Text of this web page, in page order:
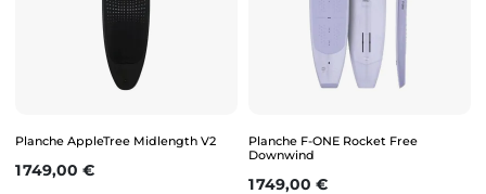
Planche AppleTree Midlength V2
Prix
1 749,00 €
Planche F-ONE Rocket Free
Downwind
Prix
1 749,00 €